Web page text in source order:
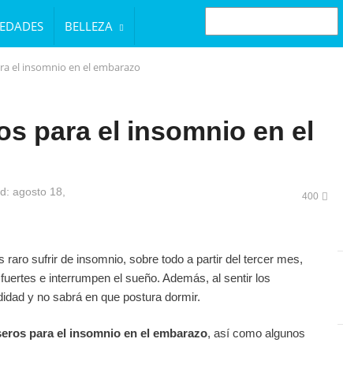
BELLEZA
BUSCAR
el insomnio en el embarazo
para el insomnio en el
agosto 18,
400
raro sufrir de insomnio, sobre todo a partir del tercer mes,
e interrumpen el sueño. Además, al sentir los
y no sabrá en que postura dormir.
para el insomnio en el embarazo, así como algunos